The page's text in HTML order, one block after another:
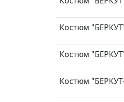
Костюм
Костюм
Костюм